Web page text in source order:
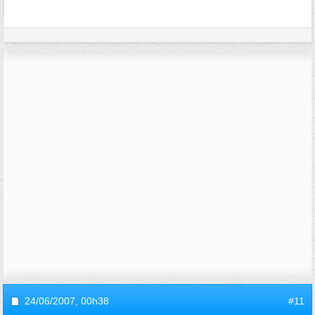
24/06/2007, 00h38 #11